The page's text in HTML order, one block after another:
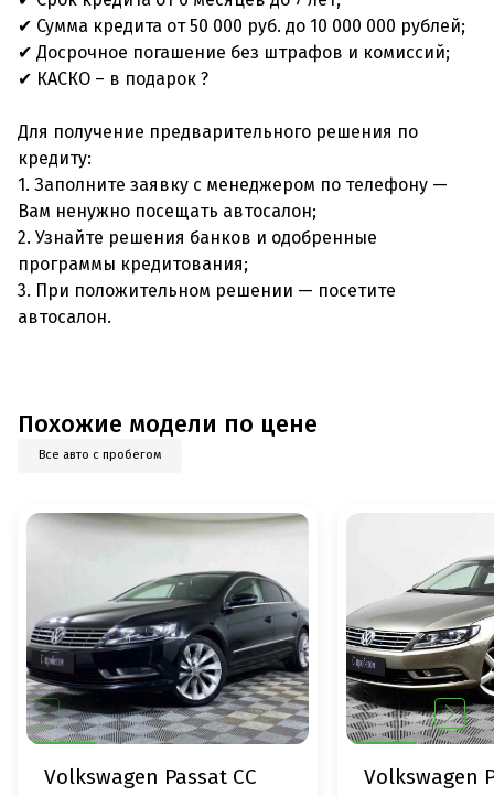
✔ Сумма кредита от 50 000 руб. до 10 000 000 рублей;
✔ Досрочное погашение без штрафов и комиссий;
✔ КАСКО – в подарок ?
Для получение предварительного решения по
кредиту:
1. Заполните заявку с менеджером по телефону —
Вам ненужно посещать автосалон;
2. Узнайте решения банков и одобренные
программы кредитования;
3. При положительном решении — посетите
автосалон.
Похожие модели по цене
Все авто с пробегом
Volkswagen Passat CC Volkswagen